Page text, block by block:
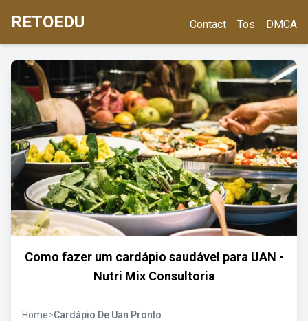
RETOEDU Contact Tos DMCA
Como fazer um cardápio saudável para UAN -
Nutri Mix Consultoria
Home>Cardápio De Uan Pronto